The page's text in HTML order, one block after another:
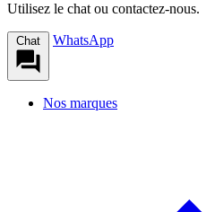
Utilisez le chat ou contactez-nous.
Chat WhatsApp
Nos marques